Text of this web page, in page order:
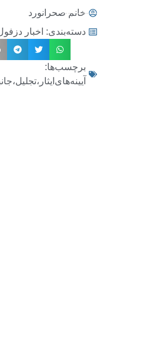
خانم صحرانورد
دسته‌بندی: اخبار
برچسب‌ها: